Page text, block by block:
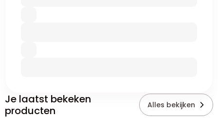
Je laatst bekeken
producten
Alles bekijken